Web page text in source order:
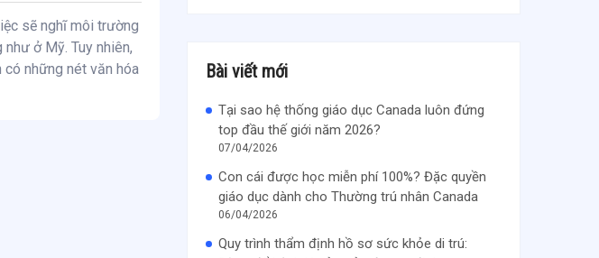
sẽ nghĩ môi trường
ở Mỹ. Tuy nhiên,
những nét văn hóa
Bài viết mới
Tại sao hệ thống giáo dục Canada luôn đứng
top đầu thế giới năm 2026?
07/04/2026
Con cái được học miễn phí 100%? Đặc quyền
giáo dục dành cho Thường trú nhân Canada
06/04/2026
Quy trình thẩm định hồ sơ sức khỏe di trú: